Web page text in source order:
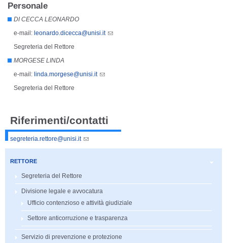
Personale
DI CECCA LEONARDO
e-mail: leonardo.dicecca@unisi.it
Segreteria del Rettore
MORGESE LINDA
e-mail: linda.morgese@unisi.it
Segreteria del Rettore
Riferimenti/contatti
segreteria.rettore@unisi.it
RETTORE
Segreteria del Rettore
Divisione legale e avvocatura
Ufficio contenzioso e attività giudiziale
Settore anticorruzione e trasparenza
Servizio di prevenzione e protezione